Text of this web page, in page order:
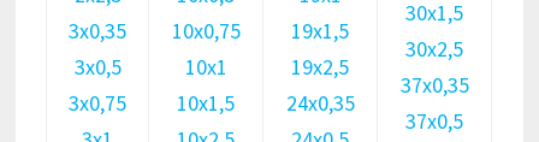
3х0,35
3х0,5
3х0,75
10х0,75
10х1
10х1,5
19х1,5
19х2,5
24х0,35
30х1,5
30х2,5
37х0,35
37х0,5